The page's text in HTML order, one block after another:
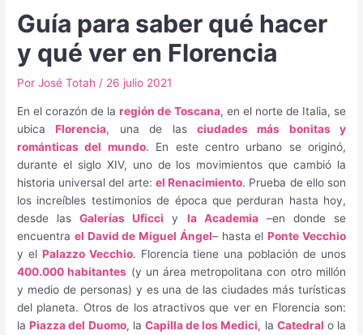
Guía para saber qué hacer
y qué ver en Florencia
PorJosé Totah / 26 julio 2021
En el corazón de laregión de Toscana, en el norte de Italia, se
ubicaFlorencia, una de las ciudades más bonitas y
románticas del mundo. En este centro urbano se originó,
durante el siglo XIV, uno de los movimientos que cambió la
historia universal del arte: el Renacimiento. Prueba de ello son
los increíbles testimonios de época que perduran hasta hoy,
desde lasGalerías Uficci y la Academia–en donde se
encuentra el David de Miguel Ángel– hasta elPonte Vecchio
y el Palazzo Vecchio. Florencia tiene una población de unos
400.000 habitantes (y un área metropolitana con otro millón
y medio de personas) y es una de las ciudades más turísticas
del planeta. Otros de los atractivos que ver en Florencia son:
laPiazza del Duomo, la Capilla de los Medici, la Catedral o la